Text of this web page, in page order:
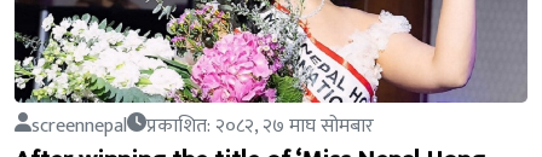
screennepal प्रकाशित: २०८२, २७ माघ सोमबार